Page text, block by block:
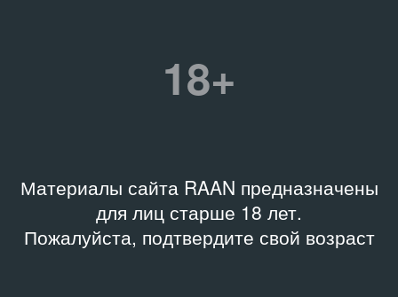
18+
Материалы сайта RAAN предназначены
для лиц старше 18 лет.
Пожалуйста, подтвердите свой возраст